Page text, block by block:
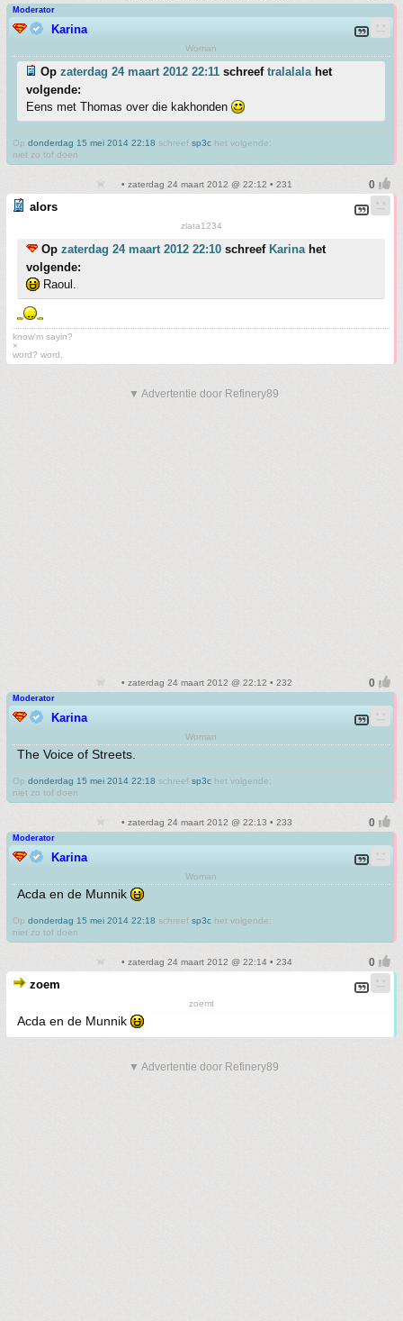
Moderator
Karina
Woman
Op zaterdag 24 maart 2012 22:11 schreef tralalalahet
volgende:
Eens met Thomas over die kakhonden
Op donderdag 15 mei 2014 22:18 schreef sp3c het volgende:
niet zo tof doen
• zaterdag 24 maart 2012 @ 22:12 • 231
alors
zlata1234
Op zaterdag 24 maart 2012 22:10 schreef Karinahet
volgende:
Raoul.
know'm sayin?
×
word? word.
▼ Advertentie door Refinery89
• zaterdag 24 maart 2012 @ 22:12 • 232
Moderator
Karina
Woman
The Voice of Streets.
Op donderdag 15 mei 2014 22:18 schreef sp3c het volgende:
niet zo tof doen
• zaterdag 24 maart 2012 @ 22:13 • 233
Moderator
Karina
Woman
Acda en de Munnik
Op donderdag 15 mei 2014 22:18 schreef sp3c het volgende:
niet zo tof doen
• zaterdag 24 maart 2012 @ 22:14 • 234
zoem
zoemt
Acda en de Munnik
▼ Advertentie door Refinery89